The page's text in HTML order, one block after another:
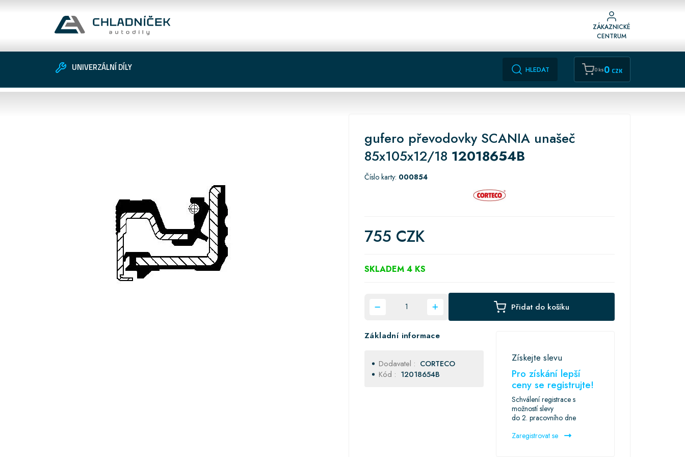
ZÁKAZNICKÉ
CENTRUM
UNIVERZÁLNÍ DÍLY HLEDAT 0 ks0 CZK
gufero převodovky SCANIA unašeč
85x105x12/18 12018654B
Číslo karty: 000854
755 CZK
SKLADEM 4 KS
Přidat do košíku
Základní informace
Dodavatel : CORTECO
Kód : 12018654B
Získejte slevu
Pro získání lepší
ceny se registrujte!
Schválení registrace s
možností slevy
do 2. pracovního dne
Zaregistrovat se